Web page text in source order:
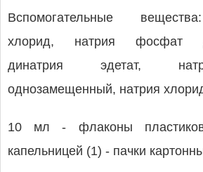
Вспомогательные
хлорид, натрия фосфат
динатрия эдетат,
однозамещенный, натрия
10 мл - флаконы
капельницей (1) - пачки